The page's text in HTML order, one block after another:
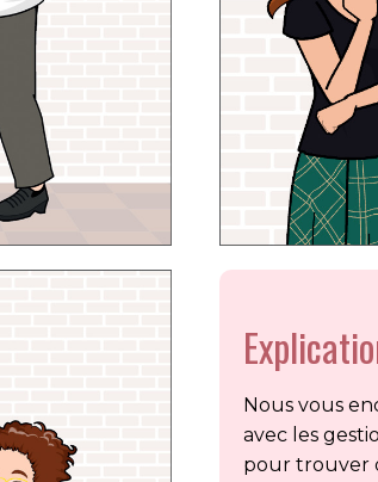
Nous vous
avec les
pour trouver